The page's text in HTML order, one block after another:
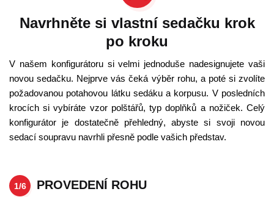
Navrhněte si vlastní sedačku krok
po kroku
V našem konfigurátoru si velmi jednoduše nadesignujete vaši
novou sedačku. Nejprve vás čeká výběr rohu, a poté si zvolíte
požadovanou potahovou látku sedáku a korpusu. V posledních
krocích si vybíráte vzor polštářů, typ doplňků a nožiček. Celý
konfigurátor je dostatečně přehledný, abyste si svoji novou
sedací soupravu navrhli přesně podle vašich představ.
1/6 PROVEDENÍ ROHU